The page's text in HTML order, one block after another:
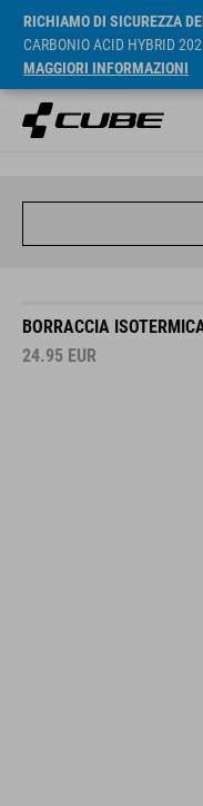
RICHIAMO DI SICUREZZA
CARBONIO ACID HYBRID
MAGGIORI INFORMAZIONI
BORRACCIA
24.95 EUR